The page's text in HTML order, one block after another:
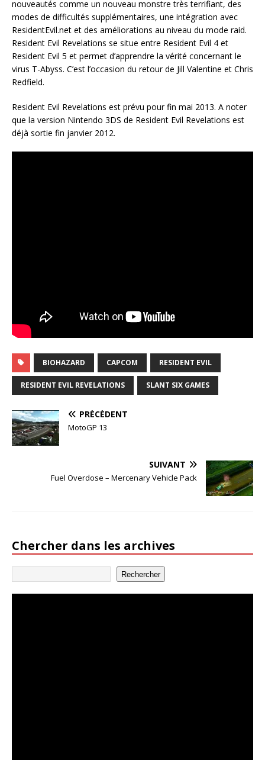
nouveautés comme un nouveau monstre très terrifiant, des
modes de difficultés supplémentaires, une intégration avec
ResidentEvil.net et des améliorations au niveau du mode raid.
Resident Evil Revelations se situe entre Resident Evil 4 et
Resident Evil 5 et permet d’apprendre la vérité concernant le
virus T-Abyss. C’est l’occasion du retour de Jill Valentine et Chris
Redfield.
Resident Evil Revelations est prévu pour fin mai 2013. A noter
que la version Nintendo 3DS de Resident Evil Revelations est
déjà sortie fin janvier 2012.
BIOHAZARD CAPCOM RESIDENT EVIL
RESIDENT EVIL REVELATIONS SLANT SIX GAMES
PRÉCÉDENT
MotoGP 13
SUIVANT
Fuel Overdose – Mercenary Vehicle Pack
Chercher dans les archives
Rechercher